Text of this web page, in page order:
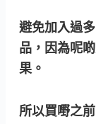
避免加入過
品，因為呢
果。
所以買嘢之